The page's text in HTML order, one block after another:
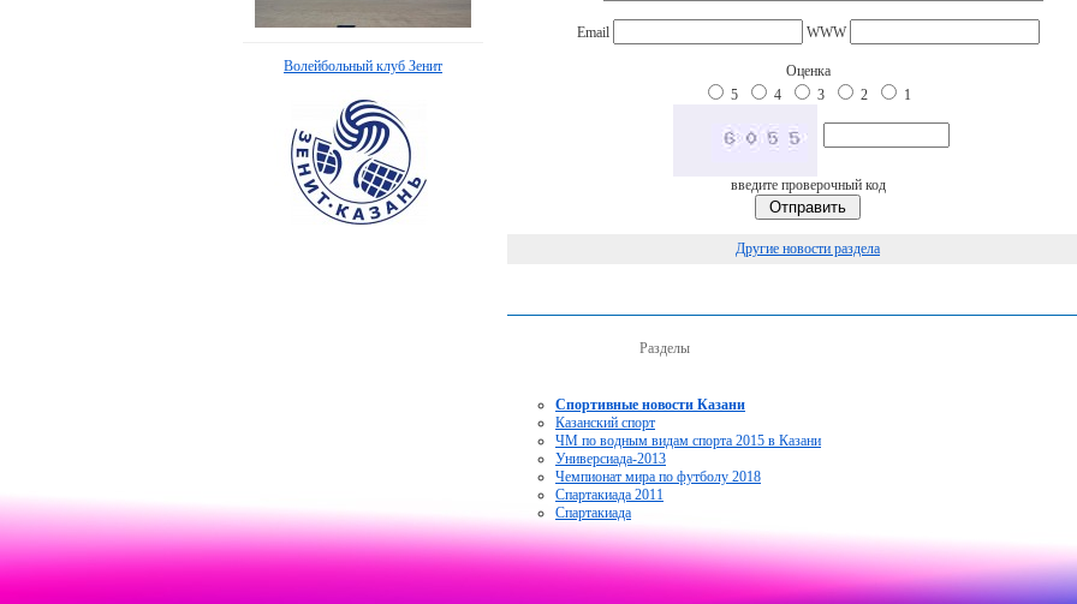
Email WWW
Оценка
5
4 3 2 1
введите проверочный код
Другие новости раздела
Разделы
Спортивные новости Казани
Казанский спорт
ЧМ по водным видам спорта 2015 в Казани
Универсиада-2013
Чемпионат мира по футболу 2018
Спартакиада 2011
Спартакиада
Волейбольный клуб Зенит